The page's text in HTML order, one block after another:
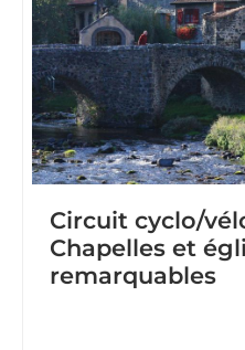
Circuit cyclo/
Chapelles et
remarquables